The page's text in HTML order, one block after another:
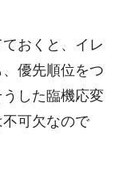
おくと、イレ
優先順位をつ
した臨機応変
可欠なので